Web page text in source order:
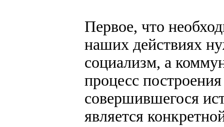
Первое, что
наших действиях
социализм, а
процесс
совершившегося
является